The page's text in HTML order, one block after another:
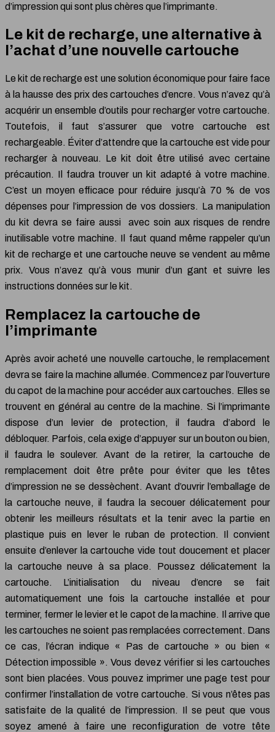
d’impression qui sont plus chères que l’imprimante.
Le kit de recharge, une alternative à
l’achat d’une nouvelle cartouche
Le kit de recharge est une solution économique pour faire face
à la hausse des prix des cartouches d’encre. Vous n’avez qu’à
acquérir un ensemble d’outils pour recharger votre cartouche.
Toutefois, il faut s’assurer que votre cartouche est
rechargeable. Éviter d’attendre que la cartouche est vide pour
recharger à nouveau. Le kit doit être utilisé avec certaine
précaution. Il faudra trouver un kit adapté à votre machine.
C’est un moyen efficace pour réduire jusqu’à 70 % de vos
dépenses pour l’impression de vos dossiers. La manipulation
du kit devra se faire aussi avec soin aux risques de rendre
inutilisable votre machine. Il faut quand même rappeler qu’un
kit de recharge et une cartouche neuve se vendent au même
prix. Vous n’avez qu’à vous munir d’un gant et suivre les
instructions données sur le kit.
Remplacez la cartouche de
l’imprimante
Après avoir acheté une nouvelle cartouche, le remplacement
devra se faire la machine allumée. Commencez par l’ouverture
du capot de la machine pour accéder aux cartouches. Elles se
trouvent en général au centre de la machine. Si l’imprimante
dispose d’un levier de protection, il faudra d’abord le
débloquer. Parfois, cela exige d’appuyer sur un bouton ou bien,
il faudra le soulever. Avant de la retirer, la cartouche de
remplacement doit être prête pour éviter que les têtes
d’impression ne se dessèchent. Avant d’ouvrir l’emballage de
la cartouche neuve, il faudra la secouer délicatement pour
obtenir les meilleurs résultats et la tenir avec la partie en
plastique puis en lever le ruban de protection. Il convient
ensuite d’enlever la cartouche vide tout doucement et placer
la cartouche neuve à sa place. Poussez délicatement la
cartouche. L’initialisation du niveau d’encre se fait
automatiquement une fois la cartouche installée et pour
terminer, fermer le levier et le capot de la machine. Il arrive que
les cartouches ne soient pas remplacées correctement. Dans
ce cas, l’écran indique « Pas de cartouche » ou bien «
Détection impossible ». Vous devez vérifier si les cartouches
sont bien placées. Vous pouvez imprimer une page test pour
confirmer l’installation de votre cartouche. Si vous n’êtes pas
satisfaite de la qualité de l’impression. Il se peut que vous
soyez amené à faire une reconfiguration de votre tête